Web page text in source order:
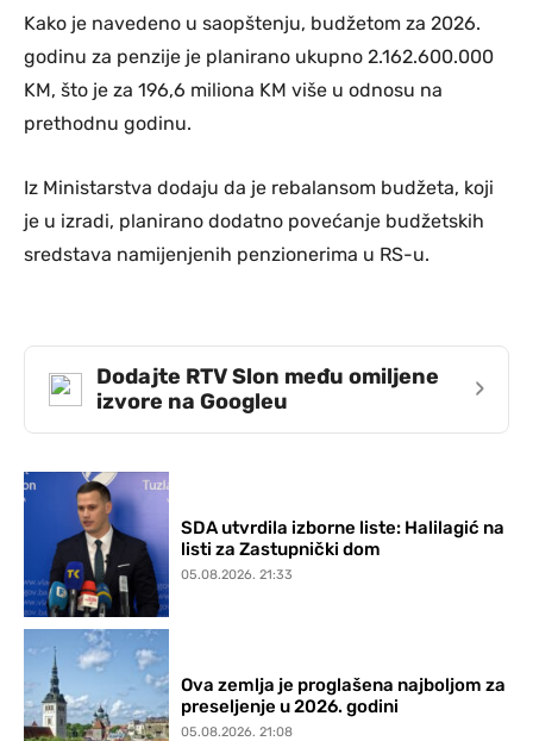
Kako je navedeno u saopštenju, budžetom za 2026.
godinu za penzije je planirano ukupno 2.162.600.000
KM, što je za 196,6 miliona KM više u odnosu na
prethodnu godinu.
Iz Ministarstva dodaju da je rebalansom budžeta, koji
je u izradi, planirano dodatno povećanje budžetskih
sredstava namijenjenih penzionerima u RS-u.
Dodajte RTV Slon među omiljene
izvore na Googleu
›
SDA utvrdila izborne liste: Halilagić na
listi za Zastupnički dom
05.08.2026. 21:33
Ova zemlja je proglašena najboljom za
preseljenje u 2026. godini
05.08.2026. 21:08